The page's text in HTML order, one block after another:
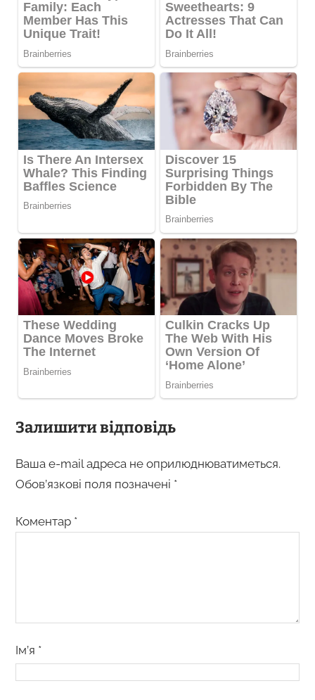
Залишити відповідь
Ваша e-mail адреса не оприлюднюватиметься.
Обов’язкові поля позначені *
Коментар *
Ім’я *